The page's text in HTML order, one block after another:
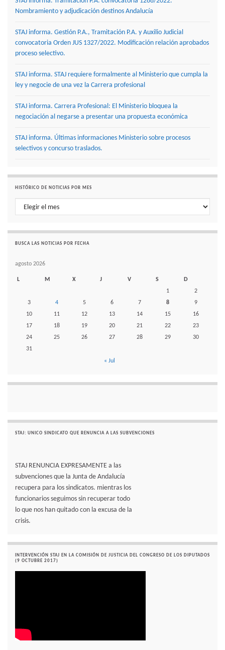
Nombramiento y adjudicación destinos Andalucía
STAJ informa. Gestión P.A., Tramitación P.A. y Auxilio Judicial
convocatoria Orden JUS 1327/2022. Modificación relación aprobados
proceso selectivo.
STAJ informa. STAJ requiere formalmente al Ministerio que cumpla la
ley y negocie de una vez la Carrera profesional
STAJ informa. Carrera Profesional: El Ministerio bloquea la
negociación al negarse a presentar una propuesta económica
STAJ informa. Últimas informaciones Ministerio sobre procesos
selectivos y concurso traslados.
HISTÓRICO DE NOTICIAS POR MES
Histórico de noticias por mes
BUSCA LAS NOTICIAS POR FECHA
agosto 2026
L M X J V S
D
1
2
3
4 5 6 7 8
9
10
11 12 13 14 15
16
17
18 19 20 21 22
23
24
25 26 27 28 29
30
31
« Jul
STAJ: UNICO SINDICATO QUE RENUNCIA A LAS SUBVENCIONES
STAJ RENUNCIA EXPRESAMENTE a las
subvenciones que la Junta de Andalucía
recupera para los sindicatos. mientras los
funcionarios seguimos sin recuperar todo
lo que nos han quitado con la excusa de la
crisis.
INTERVENCIÓN STAJ EN LA COMISIÓN DE JUSTICIA DEL CONGRESO DE LOS DIPUTADOS
(9 OCTUBRE 2017)